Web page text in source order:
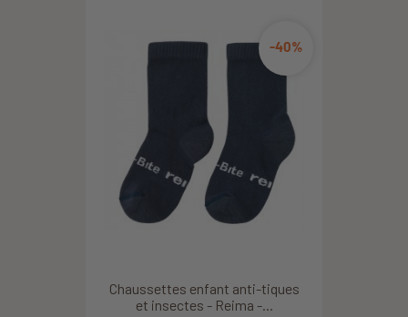
Chaussettes enfant anti-tiques
et insectes - Reima -...
-40%